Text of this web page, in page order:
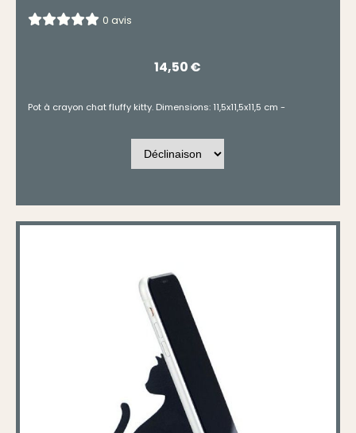
0 avis
14,50€
Pot à crayon chat fluffy kitty. Dimensions: 11,5x11,5x11,5 cm -